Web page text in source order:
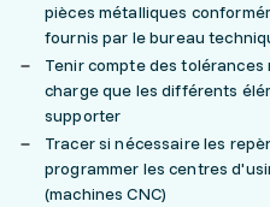
pièces métalliques
fournis par le bureau
Tenir compte des
charge que les différents
supporter
Tracer si nécessaire les
programmer les centres
(machines CNC)